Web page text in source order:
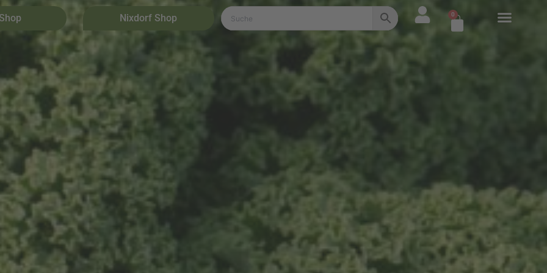
Nixdorf Shop 0
Warenkorb